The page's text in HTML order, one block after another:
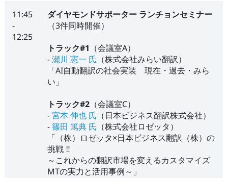
11:45
-
12:25
ダイヤモンドサポーター ランチョンセミナー
（3件同時開催）
トラック#1 （会議室A）
-瀬川 憲一 氏 （株式会社みらい翻訳）
「AI自動翻訳の社会実装 現在・過去・みら
い」
トラック#2（会議室C）
-宮本 伸也 氏 （日本ビジネス翻訳株式会社）
-篠田 篤典 氏 （株式会社ロゼッタ）
「（株）ロゼッタ×日本ビジネス翻訳（株）の
挑戦 ‼︎
～これからの翻訳市場を変えるカスタマイズ
MTの実力と活用事例～」